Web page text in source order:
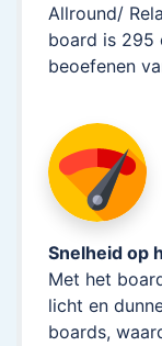
Allround/
board is 295
beoefenen
Snelheid op
Met het
licht en
boards,